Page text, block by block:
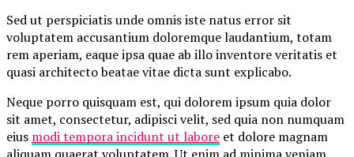
Sed ut perspiciatis unde omnis iste natus error sit
voluptatem accusantium doloremque laudantium, totam
rem aperiam, eaque ipsa quae ab illo inventore veritatis et
quasi architecto beatae vitae dicta sunt explicabo.
Neque porro quisquam est, qui dolorem ipsum quia dolor
sit amet, consectetur, adipisci velit, sed quia non numquam
eius modi tempora incidunt ut labore et dolore magnam